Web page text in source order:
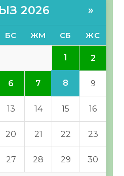
2026 »
БС ЖМ СБ ЖС
1 2
6 7 8 9
13 14 15 16
20 21 22 23
27 28 29 30